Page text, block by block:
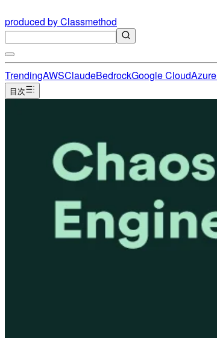
produced by Classmethod
TrendingAWSClaudeBedrockGoogle CloudAzure
目次